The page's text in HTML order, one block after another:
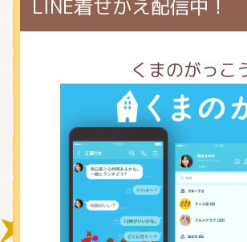
LINE着せかえ配信中！
くまのがっこう
ショップインフォ
グッズインフォメ
ミュージカル・コ